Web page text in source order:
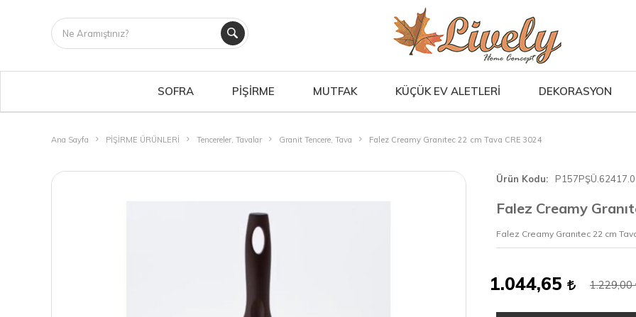
SOFRA PİŞİRME MUTFAK KÜÇÜK EV ALETLERİ DEKORASYON
Ana Sayfa PİŞİRME ÜRÜNLERİ Tencereler, Tavalar Granit Tencere, Tava Falez Creamy Granıtec 22 cm Tava CRE 3024
Ürün Kodu
Falez Creamy
Falez Creamy Granıtec 22 cm
1.044,65 1.229,00